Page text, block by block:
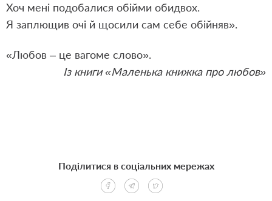
Хоч мені подобалися обійми обидвох.
Я заплющив очі й щосили сам себе обійняв».
«Любов – це вагоме слово».
Із книги «Маленька книжка про любов»
Поділитися в соціальних мережах